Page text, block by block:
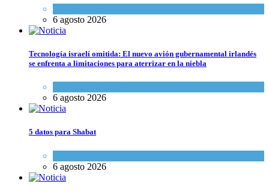
6 agosto 2026
Tecnología israelí omitida: El nuevo avión gubernamental irlandés
se enfrenta a limitaciones para aterrizar en la niebla
6 agosto 2026
5 datos para Shabat
6 agosto 2026